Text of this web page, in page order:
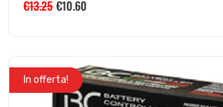
€13.25 €10.60
In offerta!